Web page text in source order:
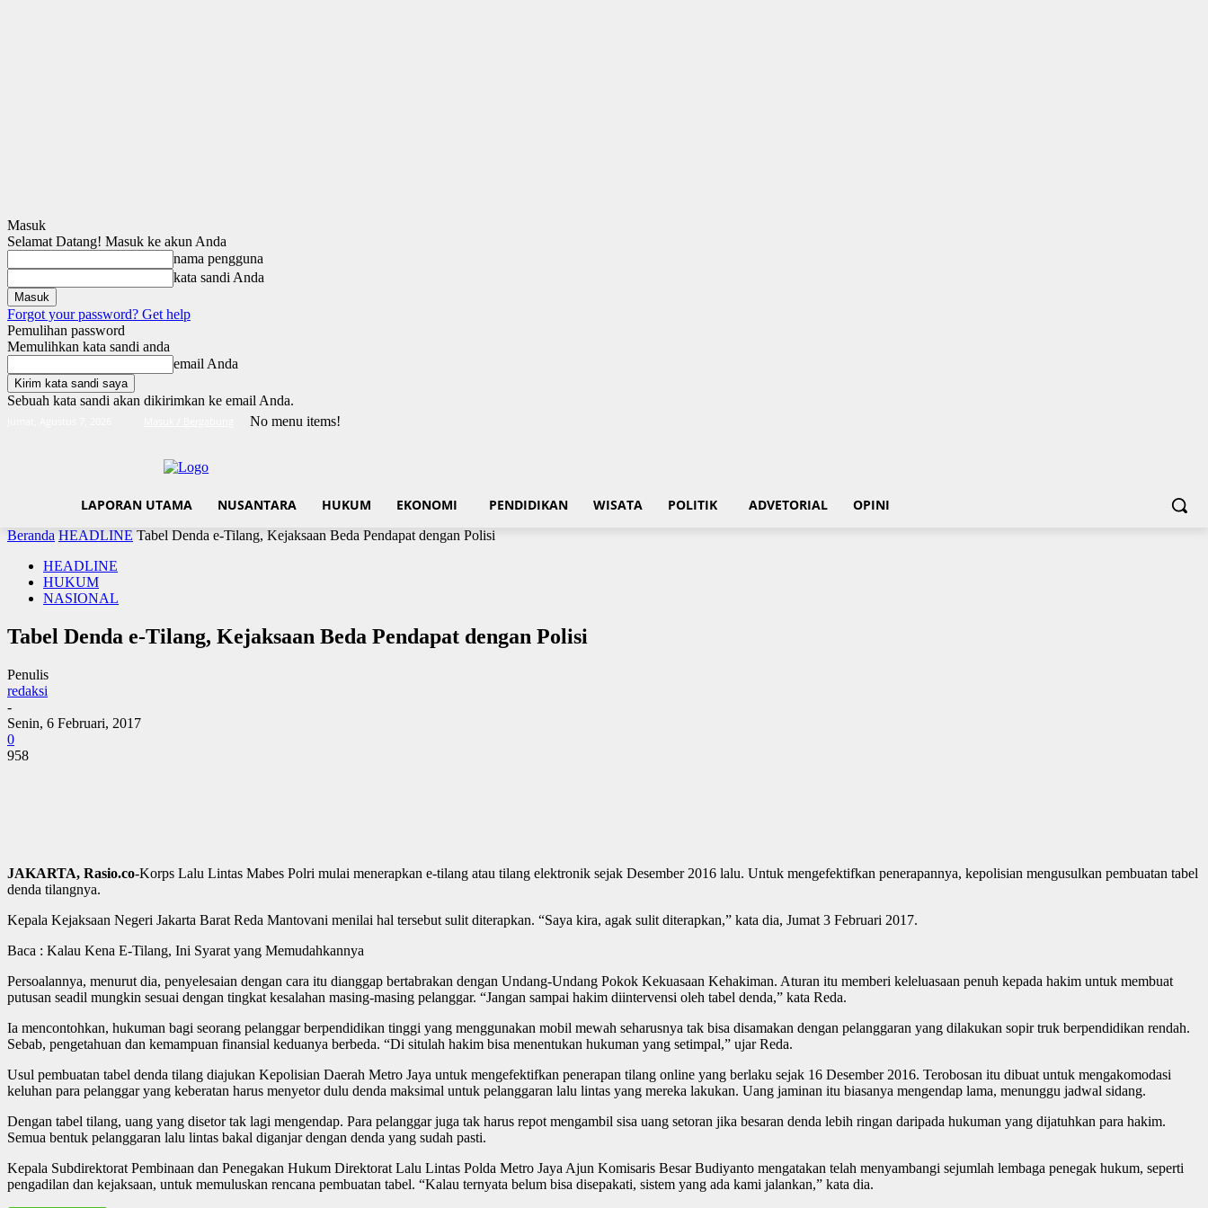
Masuk
Selamat Datang! Masuk ke akun Anda
nama pengguna
kata sandi Anda
Forgot your password? Get help
Pemulihan password
Memulihkan kata sandi anda
email Anda
Sebuah kata sandi akan dikirimkan ke email Anda.
No menu items!
LAPORAN UTAMA NUSANTARA HUKUM EKONOMI PENDIDIKAN WISATA POLITIK ADVETORIAL OPINI
Beranda HEADLINE Tabel Denda e-Tilang, Kejaksaan Beda Pendapat dengan Polisi
HEADLINE
HUKUM
NASIONAL
Tabel Denda e-Tilang, Kejaksaan Beda Pendapat dengan Polisi
Penulis
redaksi
-
Senin, 6 Februari, 2017
0
958
JAKARTA, Rasio.co-Korps Lalu Lintas Mabes Polri mulai menerapkan e-tilang atau tilang elektronik sejak Desember 2016 lalu. Untuk mengefektifkan penerapannya, kepolisian mengusulkan pembuatan tabel
denda tilangnya.
Kepala Kejaksaan Negeri Jakarta Barat Reda Mantovani menilai hal tersebut sulit diterapkan. “Saya kira, agak sulit diterapkan,” kata dia, Jumat 3 Februari 2017.
Baca : Kalau Kena E-Tilang, Ini Syarat yang Memudahkannya
Persoalannya, menurut dia, penyelesaian dengan cara itu dianggap bertabrakan dengan Undang-Undang Pokok Kekuasaan Kehakiman. Aturan itu memberi keleluasaan penuh kepada hakim untuk membuat
putusan seadil mungkin sesuai dengan tingkat kesalahan masing-masing pelanggar. “Jangan sampai hakim diintervensi oleh tabel denda,” kata Reda.
Ia mencontohkan, hukuman bagi seorang pelanggar berpendidikan tinggi yang menggunakan mobil mewah seharusnya tak bisa disamakan dengan pelanggaran yang dilakukan sopir truk berpendidikan rendah.
Sebab, pengetahuan dan kemampuan finansial keduanya berbeda. “Di situlah hakim bisa menentukan hukuman yang setimpal,” ujar Reda.
Usul pembuatan tabel denda tilang diajukan Kepolisian Daerah Metro Jaya untuk mengefektifkan penerapan tilang online yang berlaku sejak 16 Desember 2016. Terobosan itu dibuat untuk mengakomodasi
keluhan para pelanggar yang keberatan harus menyetor dulu denda maksimal untuk pelanggaran lalu lintas yang mereka lakukan. Uang jaminan itu biasanya mengendap lama, menunggu jadwal sidang.
Dengan tabel tilang, uang yang disetor tak lagi mengendap. Para pelanggar juga tak harus repot mengambil sisa uang setoran jika besaran denda lebih ringan daripada hukuman yang dijatuhkan para hakim.
Semua bentuk pelanggaran lalu lintas bakal diganjar dengan denda yang sudah pasti.
Kepala Subdirektorat Pembinaan dan Penegakan Hukum Direktorat Lalu Lintas Polda Metro Jaya Ajun Komisaris Besar Budiyanto mengatakan telah menyambangi sejumlah lembaga penegak hukum, seperti
pengadilan dan kejaksaan, untuk memuluskan rencana pembuatan tabel. “Kalau ternyata belum bisa disepakati, sistem yang ada kami jalankan,” kata dia.